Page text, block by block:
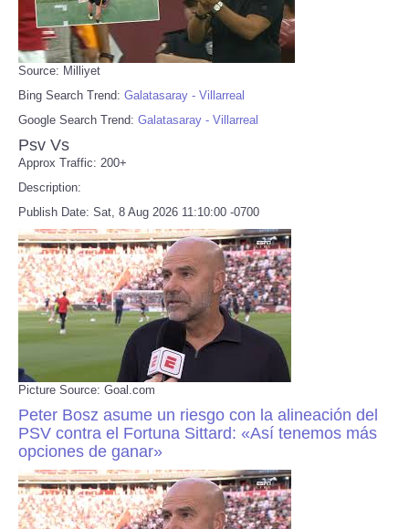
Source: Milliyet
Bing Search Trend: Galatasaray - Villarreal
Google Search Trend: Galatasaray - Villarreal
Psv Vs
Approx Traffic: 200+
Description:
Publish Date: Sat, 8 Aug 2026 11:10:00 -0700
Picture Source: Goal.com
Peter Bosz asume un riesgo con la alineación del
PSV contra el Fortuna Sittard: «Así tenemos más
opciones de ganar»